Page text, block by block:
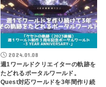
2024.01.08
週1ワールドクリエイターの軌跡を
たどれるポータルワールド。
Quest対応ワールドを3年間作り続